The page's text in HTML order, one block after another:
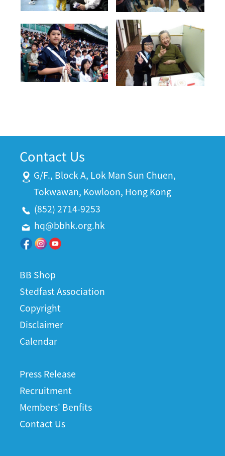
Contact Us
G/F., Block A, Lok Man Sun Chuen,
Tokwawan, Kowloon, Hong Kong
(852) 2714-9253
hq@bbhk.org.hk
BB Shop
Stedfast Association
Copyright
Disclaimer
Calendar
Press Release
Recruitment
Members' Benfits
Contact Us